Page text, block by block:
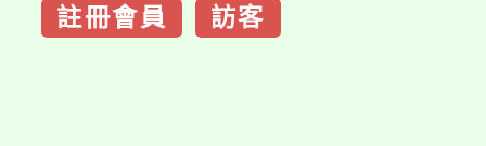
註冊會員 訪客